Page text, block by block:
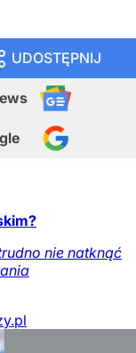
UDOSTĘPNIJ
nie natknąć